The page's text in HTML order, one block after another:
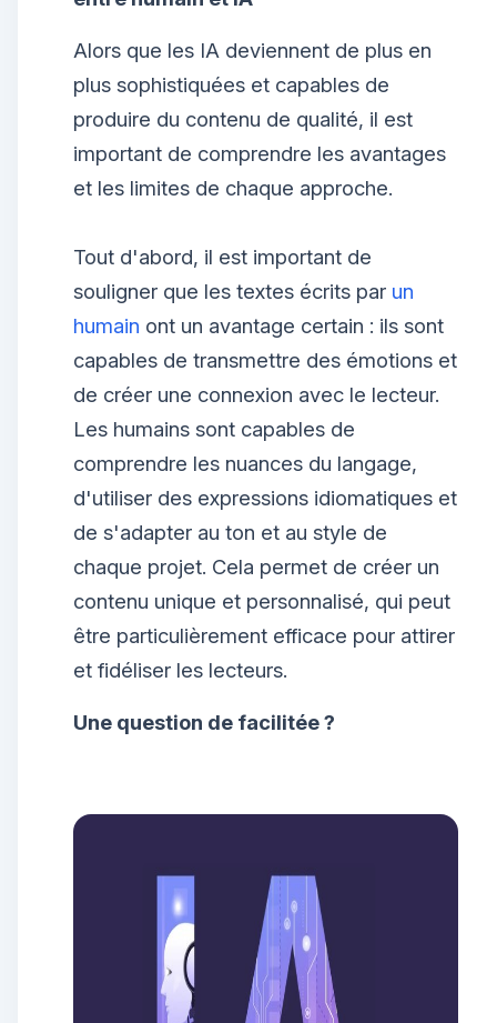
Alors que les IA deviennent de plus en
plus sophistiquées et capables de
produire du contenu de qualité, il est
important de comprendre les avantages
et les limites de chaque approche.
Tout d'abord, il est important de
souligner que les textes écrits par un
humain ont un avantage certain : ils sont
capables de transmettre des émotions et
de créer une connexion avec le lecteur.
Les humains sont capables de
comprendre les nuances du langage,
d'utiliser des expressions idiomatiques et
de s'adapter au ton et au style de
chaque projet. Cela permet de créer un
contenu unique et personnalisé, qui peut
être particulièrement efficace pour attirer
et fidéliser les lecteurs.
Une question de facilitée ?